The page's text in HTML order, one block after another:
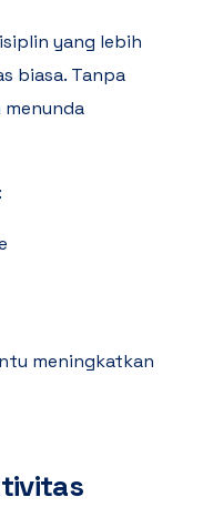
yang lebih
biasa. Tanpa
menunda
meningkatkan